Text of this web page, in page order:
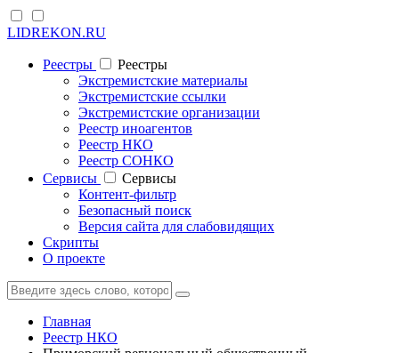
LIDREKON.RU
Реестры
Реестры
Экстремистские материалы
Экстремистские ссылки
Экстремистские организации
Реестр иноагентов
Реестр НКО
Реестр СОНКО
Cервисы
Cервисы
Контент-фильтр
Безопасный поиск
Версия сайта для слабовидящих
Скрипты
О проекте
Главная
Реестр НКО